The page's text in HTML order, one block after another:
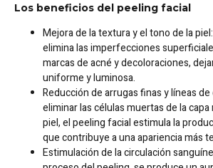
Los beneficios del peeling facial
Mejora de la textura y el tono de la
elimina las imperfecciones
marcas de acné y decoloraciones,
uniforme y luminosa.
Reducción de arrugas finas y líneas
eliminar las células muertas de la
piel, el peeling facial estimula la
que contribuye a una apariencia más
Estimulación de la circulación